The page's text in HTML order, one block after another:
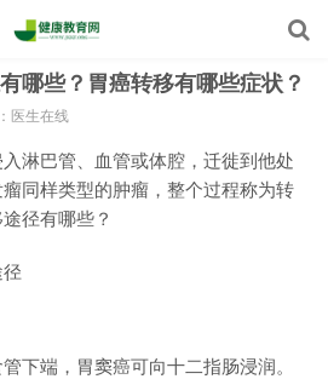
哪些？胃癌转移有哪些症状？
医生在线
淋巴管、血管或体腔，迁徙到他处
同样类型的肿瘤，整个过程称为转
径有哪些？
径
下端，胃窦癌可向十二指肠浸润。